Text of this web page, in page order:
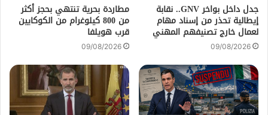
جدل داخل بواخر GNV.. نقابة
إيطالية تحذر من إسناد مهام
لعمال خارج تصنيفهم المهني
09/08/2026
مطاردة بحرية تنتهي بحجز أكثر
من 800 كيلوغرام من الكوكايين
قرب هويلفا
09/08/2026